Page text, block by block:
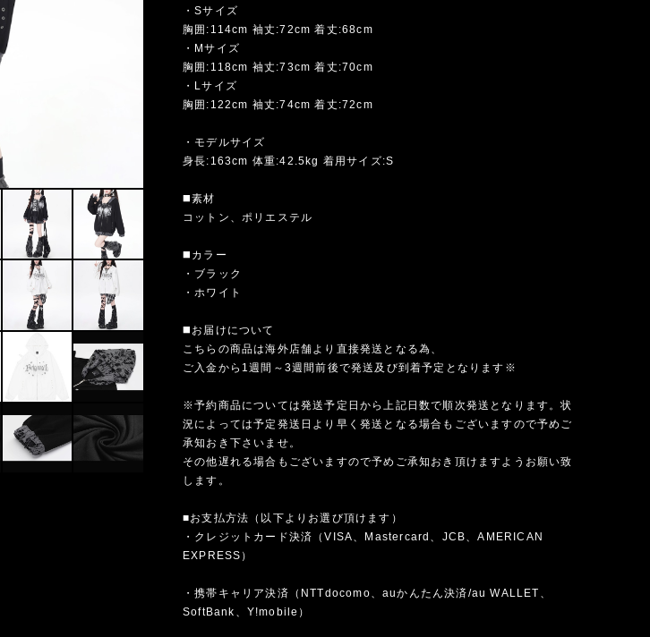
・Sサイズ
胸囲:114cm 袖丈:72cm 着丈:68cm
・Mサイズ
胸囲:118cm 袖丈:73cm 着丈:70cm
・Lサイズ
胸囲:122cm 袖丈:74cm 着丈:72cm
・モデルサイズ
身長:163cm 体重:42.5kg 着用サイズ:S
◼️素材
コットン、ポリエステル
◼️カラー
・ブラック
・ホワイト
◼️お届けについて
こちらの商品は海外店舗より直接発送となる為、
ご入金から1週間～3週間前後で発送及び到着予定となります※
※予約商品については発送予定日から上記日数で順次発送となります。状
況によっては予定発送日より早く発送となる場合もございますので予めご
承知おき下さいませ。
その他遅れる場合もございますので予めご承知おき頂けますようお願い致
します。
■お支払方法（以下よりお選び頂けます）
・クレジットカード決済（VISA、Mastercard、JCB、AMERICAN
EXPRESS）
・携帯キャリア決済（NTTdocomo、auかんたん決済/au WALLET、
SoftBank、Y!mobile）